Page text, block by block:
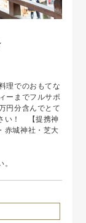
理でのおもてな
ーまでフルサポ
円分含んでとて
い！ 【提携神
赤城神社・芝大